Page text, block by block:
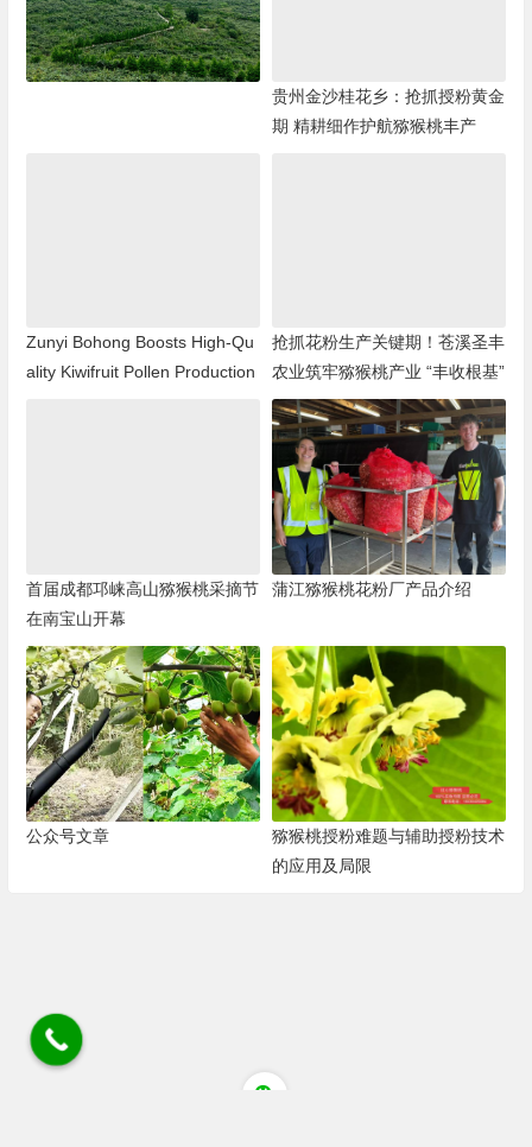
贵州金沙桂花乡：抢抓授粉黄金
期 精耕细作护航猕猴桃丰产
Zunyi Bohong Boosts High-Qu
ality Kiwifruit Pollen Production
抢抓花粉生产关键期！苍溪圣丰
农业筑牢猕猴桃产业 “丰收根基”
首届成都邛崃高山猕猴桃采摘节
在南宝山开幕
蒲江猕猴桃花粉厂产品介绍
公众号文章
猕猴桃授粉难题与辅助授粉技术
的应用及局限